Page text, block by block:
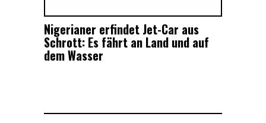
Nigerianer erfindet Jet-Car aus
Schrott: Es fährt an Land und auf
dem Wasser